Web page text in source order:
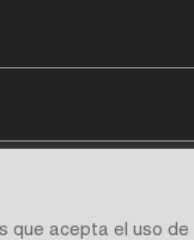
que acepta el uso